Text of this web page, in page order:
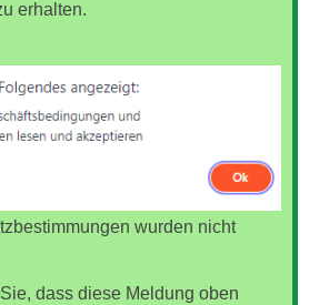
erhalten.
wurden nicht
dass diese Meldung oben